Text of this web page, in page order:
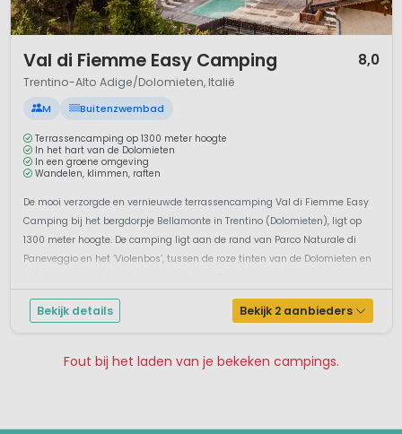
Val di Fiemme Easy Camping 8,0
Trentino-Alto Adige/Dolomieten, Italië
M Buitenzwembad
Terrassencamping op 1300 meter hoogte
In het hart van de Dolomieten
In een groene omgeving
Wandelen, klimmen, raften
De mooi verzorgde en vernieuwde terrassencamping Val di Fiemme Easy
Camping bij het bergdorpje Bellamonte in Trentino (Dolomieten), ligt op
1300 meter hoogte. De camping ligt aan de rand van Parco Naturale di
Paneveggio en het ‘Violenbos’, tussen de roze tinten van de Dolomieten en
Bekijk details Bekijk 2 aanbieders
Fout bij het laden van je bekeken campings.